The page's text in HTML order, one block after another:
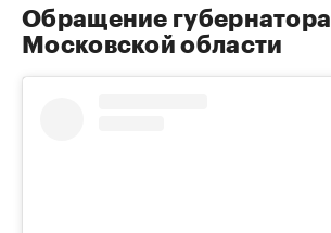
Обращение губернатора
Московской области